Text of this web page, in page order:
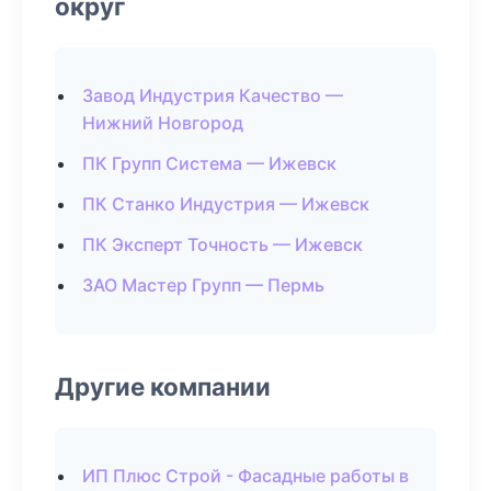
округ
Завод Индустрия Качество —
Нижний Новгород
ПК Групп Система — Ижевск
ПК Станко Индустрия — Ижевск
ПК Эксперт Точность — Ижевск
ЗАО Мастер Групп — Пермь
Другие компании
ИП Плюс Строй - Фасадные работы в